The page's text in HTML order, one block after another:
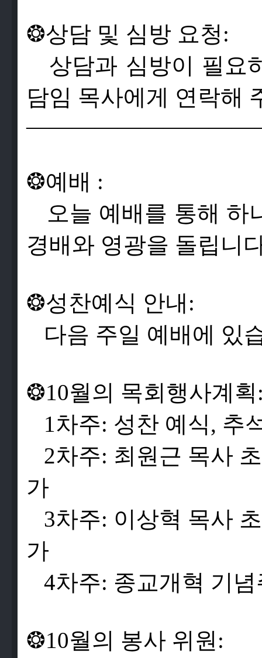
❂상담 및 심 방 요청:
상담과 심 방이 필 요
담임 목사에게 연 락해
❂예배 :
오늘 예배를 통해 하
경배와 영광을 돌립 니
❂성찬예식 안내:
다음 주일 예배에 있
❂10월의 목회행사계획
1차주: 성찬 예식, 추
2차주: 최 원근 목사 초
가
3차주: 이상혁 목사 초
가
4차주: 종 교개혁 기 념
❂10월의 봉사 위 원 :